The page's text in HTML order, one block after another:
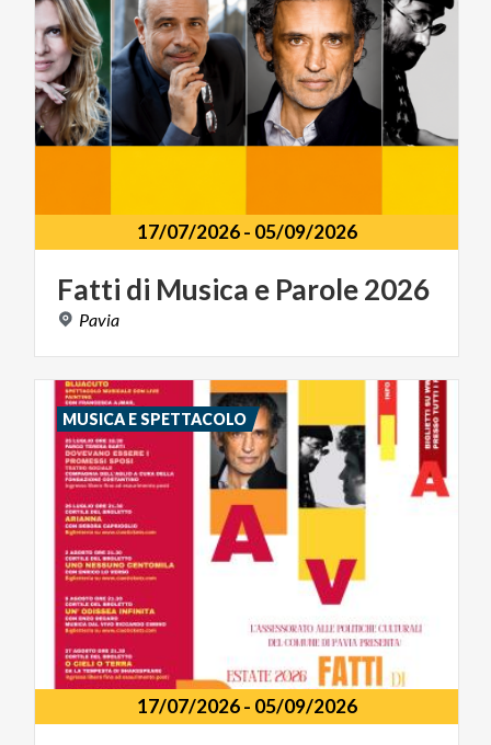
17/07/2026- 05/09/2026
Fatti di Musica e Parole2026
Pavia
17/07/2026- 05/09/2026
MUSICA E SPETTACOLO